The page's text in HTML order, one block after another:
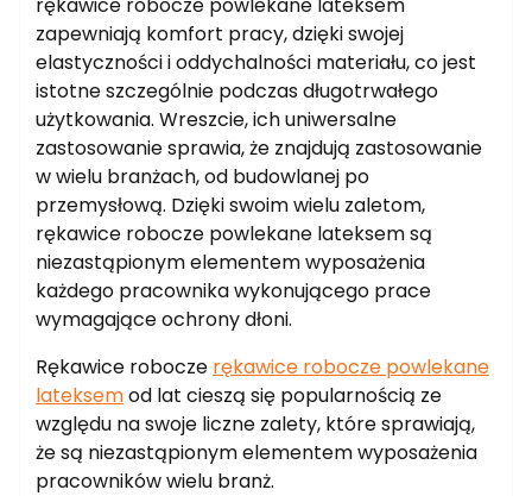
zapewniają komfort pracy, dzięki swojej
elastyczności i oddychalności materiału, co jest
istotne szczególnie podczas długotrwałego
użytkowania. Wreszcie, ich uniwersalne
zastosowanie sprawia, że znajdują zastosowanie
w wielu branżach, od budowlanej po
przemysłową. Dzięki swoim wielu zaletom,
rękawice robocze powlekane lateksem są
niezastąpionym elementem wyposażenia
każdego pracownika wykonującego prace
wymagające ochrony dłoni.
Rękawice robocze rękawice robocze powlekane
lateksemod lat cieszą się popularnością ze
względu na swoje liczne zalety, które sprawiają,
że są niezastąpionym elementem wyposażenia
pracowników wielu branż.